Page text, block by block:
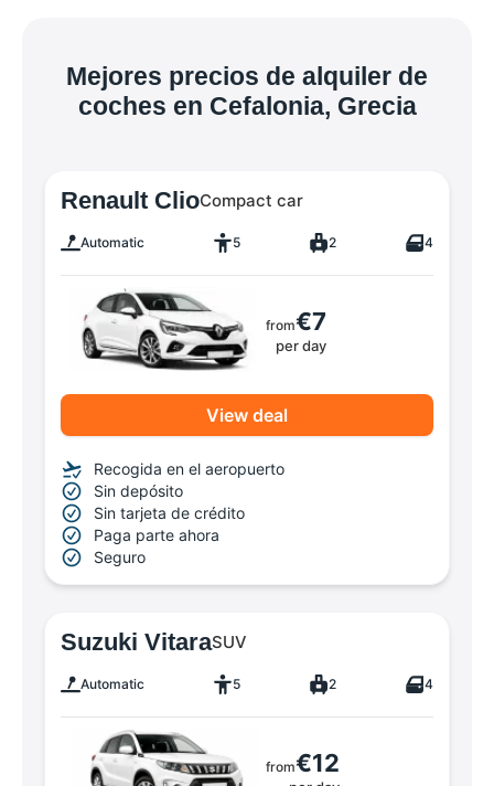
Mejores precios de alquiler de
coches en Cefalonia, Grecia
Renault ClioCompact car
Automatic 5 2 4
from€7
per day
View deal
Recogida en el aeropuerto
Sin depósito
Sin tarjeta de crédito
Paga parte ahora
Seguro
Suzuki VitaraSUV
Automatic 5 2 4
from€12